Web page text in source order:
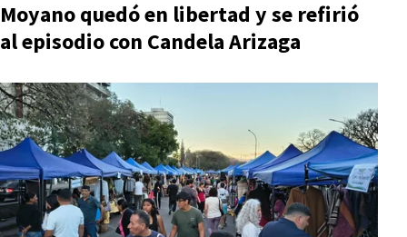
Moyano quedó en libertad y se refirió
al episodio con Candela Arizaga